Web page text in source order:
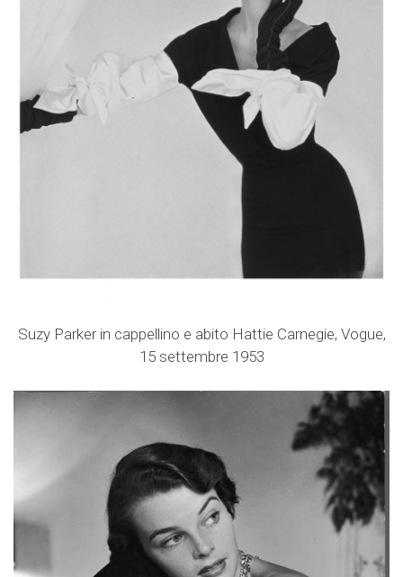
Suzy Parker in cappellino e abito Hattie Carnegie, Vogue,
15 settembre 1953